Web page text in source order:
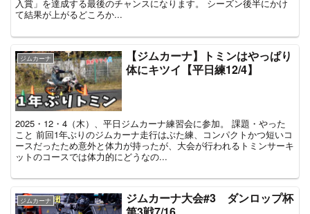
入賞」を達成する最後のチャンスになります。 シーズン後半にかけ
て結果が上がるどころか...
ジムカーナ
【ジムカーナ】トミンはやっぱり
体にキツイ【平日練12/4】
2025・12・4（木）、平日ジムカーナ練習会に参加。 課題・やった
こと 前回1年ぶりのジムカーナ走行はぶた練、コンパクトかつ短いコ
ースだったため意外と体力が持ったが、大会が行われるトミンサーキ
ットのコースでは体力的にどうなの...
ジムカーナ
ジムカーナ大会#3 ダンロップ杯